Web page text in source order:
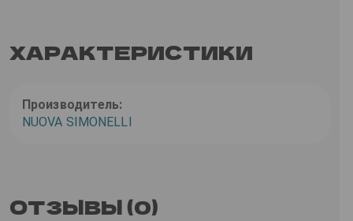
ХАРАКТЕРИСТИКИ
Производитель:
NUOVA SIMONELLI
ОТЗЫВЫ (0)